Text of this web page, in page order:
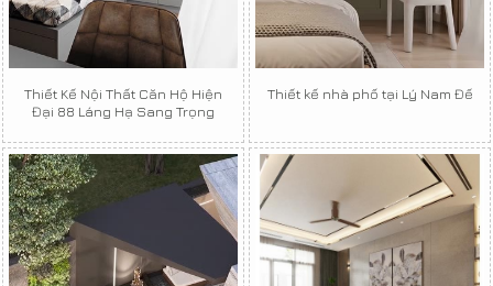
Thiết Kế Nội Thất Căn Hộ Hiện
Đại 88 Láng Hạ Sang Trọng
Thiết kế nhà phố tại Lý Nam Đế